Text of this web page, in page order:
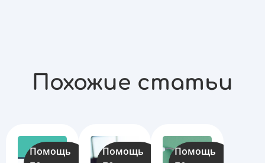
Похожие статьи
Помощь
Помощь
Помощь